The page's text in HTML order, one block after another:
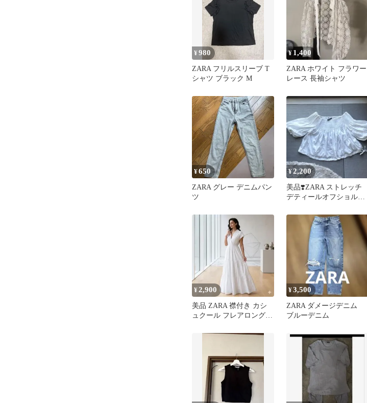
¥980
ZARA フリルスリーブ T
シャツ ブラック M
¥ 1,400
ZARA ホワイト フラワー
レース 長袖シャツ
¥650
ZARA グレー デニムパン
ツ
¥2,200
美品❣️ZARA ストレッチ
デティールオフショルダ
着用
¥2,900
美品 ZARA 襟付き カシ
ュクール フレアロングワ
¥3,500
ZARA ダメージデニム
ブルーデニム